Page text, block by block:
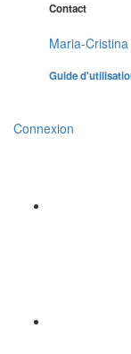
Contact
Maria-
Guide
Connexion